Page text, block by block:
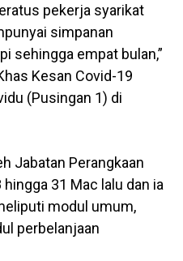
pekerja syarikat
simpanan
sehingga empat bulan,”
Kesan Covid-19
(Pusingan 1) di
Jabatan Perangkaan
31 Mac lalu dan ia
modul umum,
perbelanjaan